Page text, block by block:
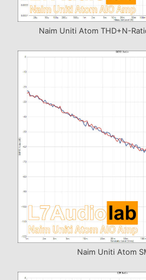
Naim Uniti Atom THD+N-
Naim Uniti Atom